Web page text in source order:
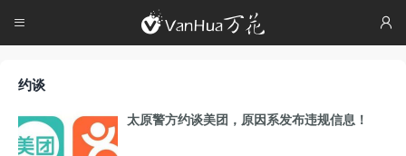

 
约谈
太原警方约谈美团，原因系发布违规信息！